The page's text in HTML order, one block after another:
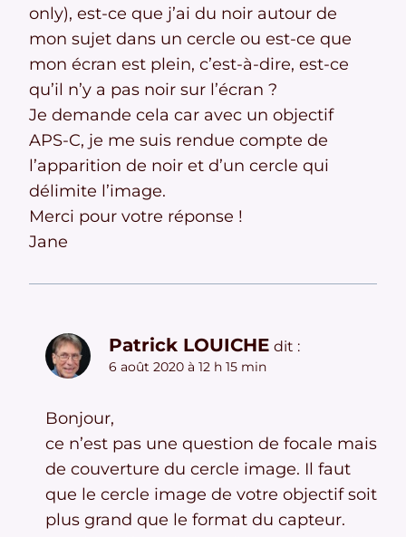
only), est-ce que j’ai du noir autour de
mon sujet dans un cercle ou est-ce que
mon écran est plein, c’est-à-dire, est-ce
qu’il n’y a pas noir sur l’écran ?
Je demande cela car avec un objectif
APS-C, je me suis rendue compte de
l’apparition de noir et d’un cercle qui
délimite l’image.
Merci pour votre réponse !
Jane
Patrick LOUICHE dit :
6 août 2020 à 12 h 15 min
Bonjour,
ce n’est pas une question de focale mais
de couverture du cercle image. Il faut
que le cercle image de votre objectif soit
plus grand que le format du capteur.